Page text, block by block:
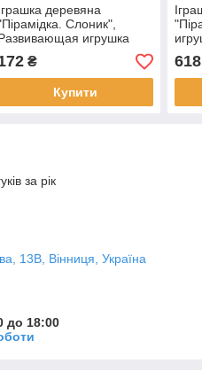
деревяна
Слоник",
игрушка
"Пирамидка. Слоник" 9390
₴
Купити
618
за рік
13В, Вінниця, Україна
до 18:00